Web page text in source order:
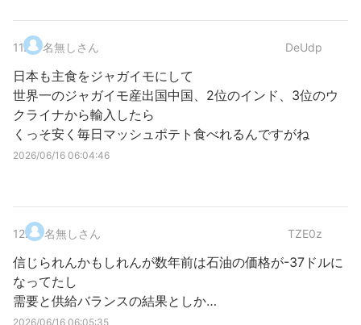
11. 名無しさん DeUdp
日本も主食をジャガイモにして
世界一のジャガイモ産出国中国、2位のインド、3位のウ
クライナから輸入したら
くっそ安く毎日マッシュポテト食べれるんですがね
2026/06/16 06:04:46
12. 名無しさん TZE0z
信じられんかもしれんが数年前は石油の価格が-37ドルに
なってたし
需要と供給バランスの結果としか…
2026/06/16 06:05:35